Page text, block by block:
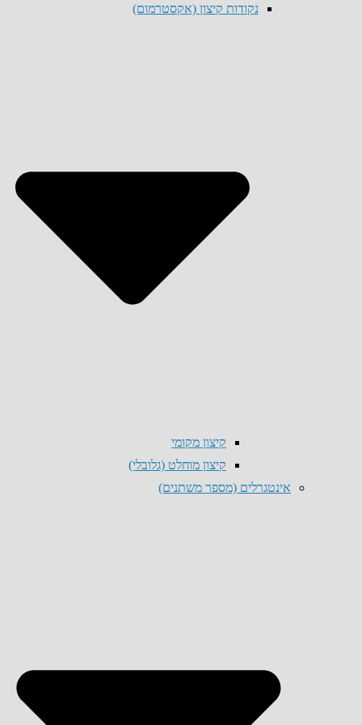
נקודות קיצון (אקסטרמום)
קיצון מקומי
קיצון מוחלט (גלובלי)
אינטגרלים (מספר משתנים)